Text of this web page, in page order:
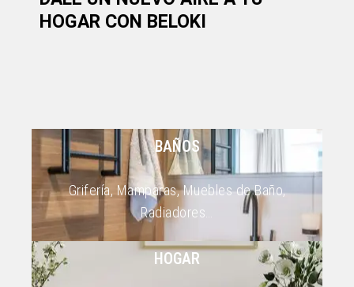
HOGAR CON BELOKI
BAÑOS
Grifería, Mamparas, Muebles de Baño,
Radiadores…
HOGAR